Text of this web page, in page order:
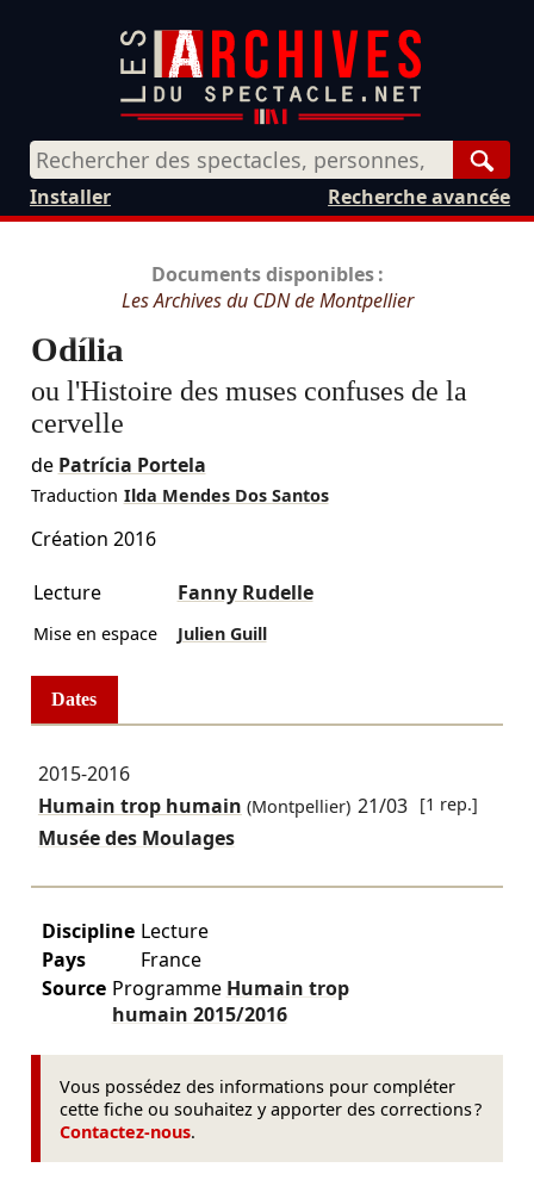
Recherche avancée
Installer
Documents disponibles :
Les Archives du CDN de Montpellier
Odília
ou l'Histoire des muses confuses de la
cervelle
de Patrícia Portela
Traduction Ilda Mendes Dos Santos
Création 2016
Lecture Fanny Rudelle
Mise en espace Julien Guill
Dates
2015-2016
Humain trop humain (Montpellier) 21/03 [1 rep.]
Musée des Moulages
Discipline Lecture
Pays
France
Source Programme Humain trop
humain 2015/2016
Vous possédez des informations pour compléter
cette fiche ou souhaitez y apporter des corrections ?
Contactez-nous.